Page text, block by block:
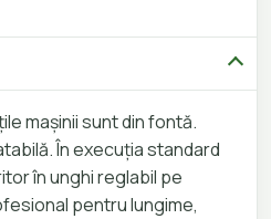
mașinii sunt din fontă.
În execuția standard
în unghi reglabil pe
pentru lungime,